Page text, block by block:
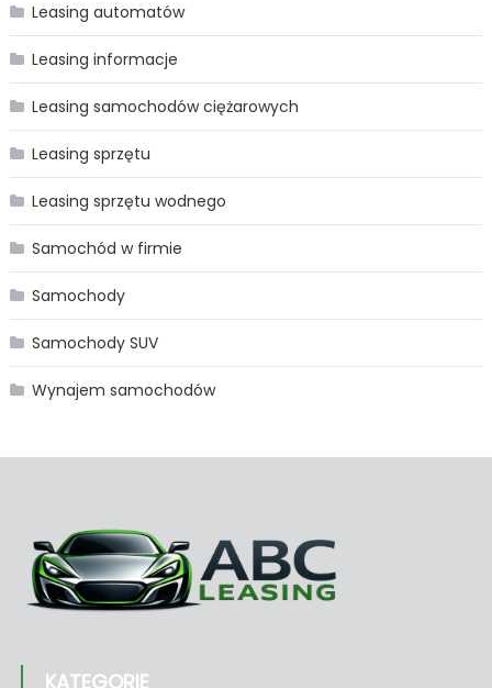
Leasing automatów
Leasing informacje
Leasing samochodów ciężarowych
Leasing sprzętu
Leasing sprzętu wodnego
Samochód w firmie
Samochody
Samochody SUV
Wynajem samochodów
KATEGORIE